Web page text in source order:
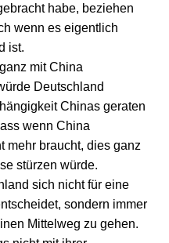
habe, beziehen
wenn es eigentlich
ist.
mit China
Deutschland
Chinas geraten
wenn China
mehr braucht, dies ganz
stürzen würde.
sich nicht für eine
sondern immer
Mittelweg zu gehen.